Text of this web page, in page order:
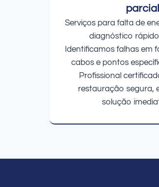
parcial
Serviços para falta de
diagnóstico
Identificamos falhas em
cabos e pontos
Profissional
restauração segura,
solução